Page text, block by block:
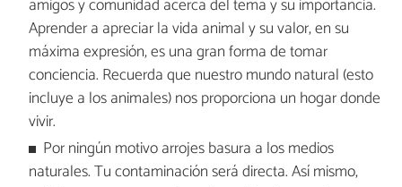
amigos y comunidad acerca del tema y su importancia.
Aprender a apreciar la vida animal y su valor, en su
máxima expresión, es una gran forma de tomar
conciencia. Recuerda que nuestro mundo natural (esto
incluye a los animales) nos proporciona un hogar donde
vivir.
Por ningún motivo arrojes basura a los medios
naturales. Tu contaminación será directa. Así mismo,